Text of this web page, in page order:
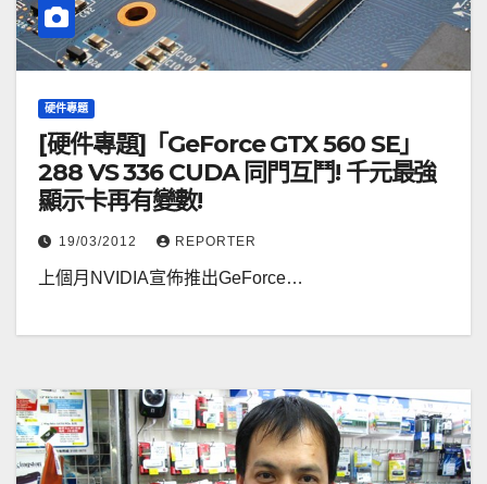
硬件專題
[硬件專題]「GeForce GTX 560 SE」
288 VS 336 CUDA 同門互鬥! 千元最強
顯示卡再有變數!
19/03/2012 REPORTER
上個月NVIDIA宣佈推出GeForce…